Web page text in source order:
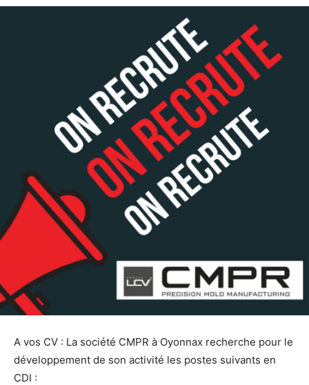
A vos CV : La société CMPR à Oyonnax recherche pour le
développement de son activité les postes suivants en
CDI :